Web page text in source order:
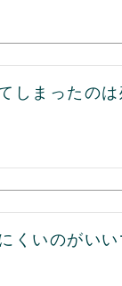
まったの
くいのがい